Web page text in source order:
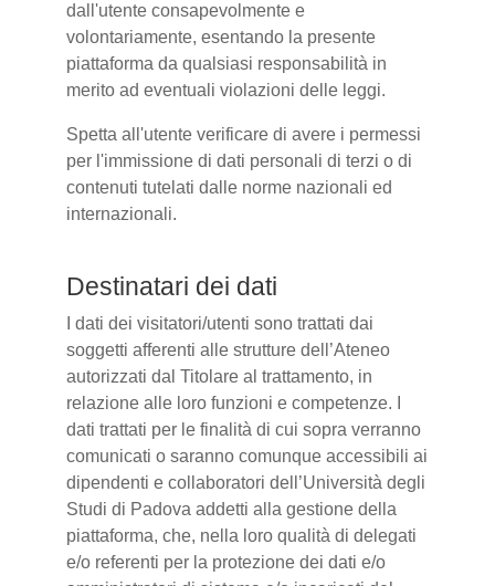
dall'utente consapevolmente e
volontariamente, esentando la presente
piattaforma da qualsiasi responsabilità in
merito ad eventuali violazioni delle leggi.
Spetta all'utente verificare di avere i permessi
per l'immissione di dati personali di terzi o di
contenuti tutelati dalle norme nazionali ed
internazionali.
Destinatari dei dati
I dati dei visitatori/utenti sono trattati dai
soggetti afferenti alle strutture dell’Ateneo
autorizzati dal Titolare al trattamento, in
relazione alle loro funzioni e competenze. I
dati trattati per le finalità di cui sopra verranno
comunicati o saranno comunque accessibili ai
dipendenti e collaboratori dell’Università degli
Studi di Padova addetti alla gestione della
piattaforma, che, nella loro qualità di delegati
e/o referenti per la protezione dei dati e/o